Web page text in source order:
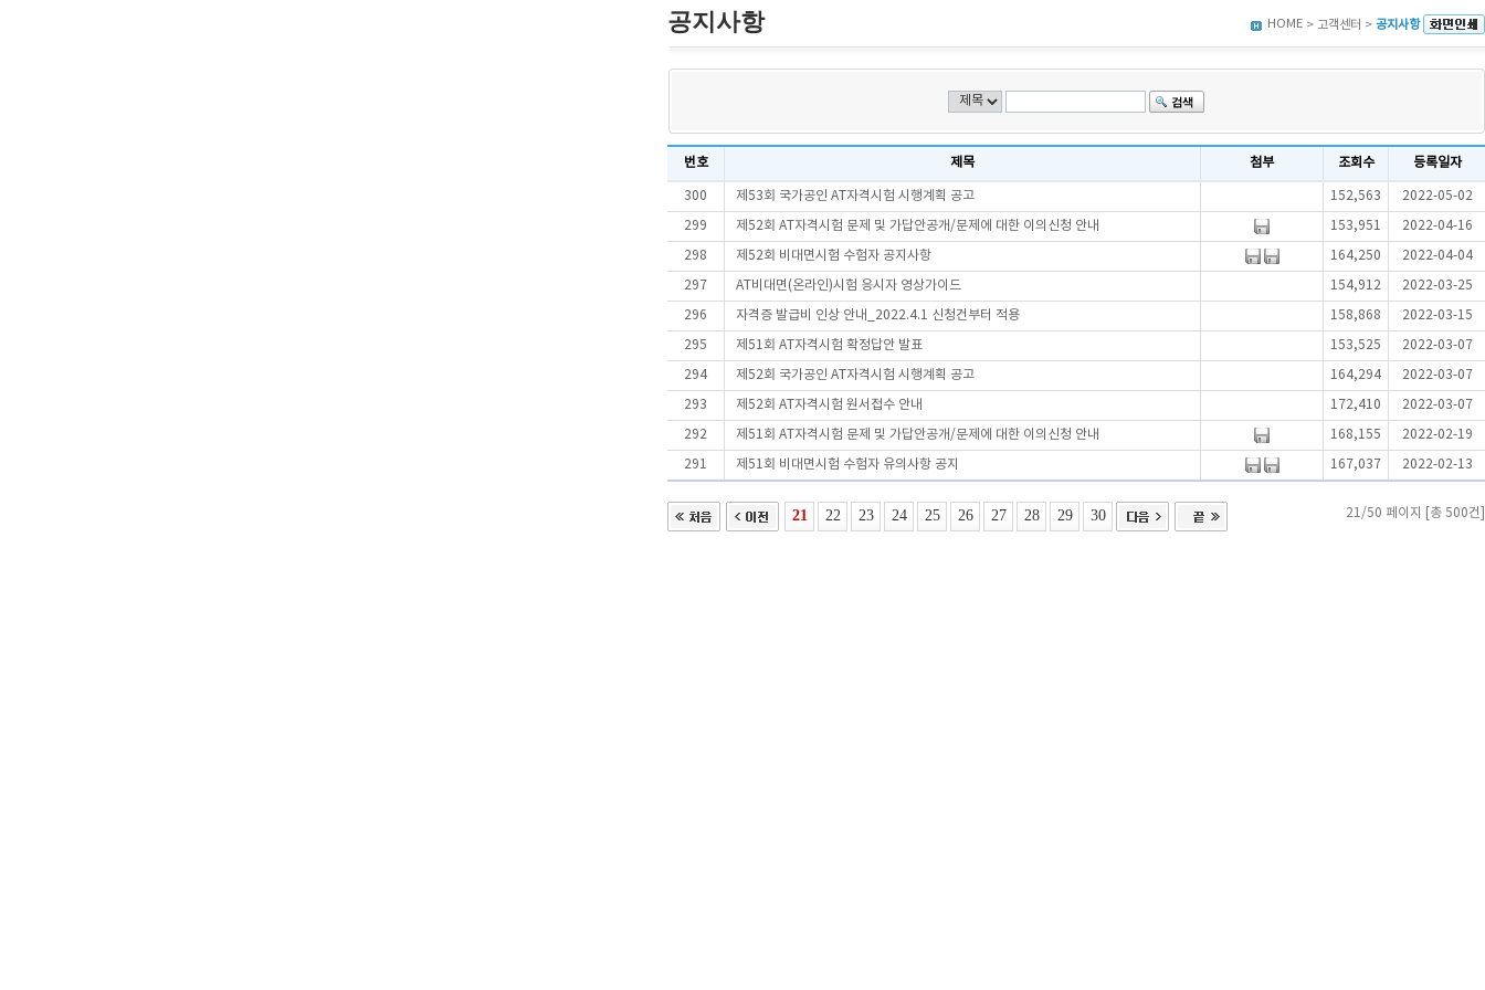
공지사항 HOME > 고객센터 > 공지사항
번호 제목 첨부 조회수 등록일자
300 제53회 국가공인 AT자격시험 시행계획 공고 152,563 2022-05-02
299 제52회 AT자격시험 문제 및 가답안공개/문제에 대한 이의신청 안내 153,951 2022-04-16
298 제52회 비대면시험 수험자 공지사항 164,250 2022-04-04
297 AT비대면(온라인)시험 응시자 영상가이드 154,912 2022-03-25
296 자격증 발급비 인상 안내_2022.4.1 신청건부터 적용 158,868 2022-03-15
295 제51회 AT자격시험 확정답안 발표 153,525 2022-03-07
294 제52회 국가공인 AT자격시험 시행계획 공고 164,294 2022-03-07
293 제52회 AT자격시험 원서접수 안내 172,410 2022-03-07
292 제51회 AT자격시험 문제 및 가답안공개/문제에 대한 이의신청 안내 168,155 2022-02-19
291 제51회 비대면시험 수험자 유의사항 공지 167,037 2022-02-13
21 22 23 24 25 26 27 28 29 30 21/50 페이지 [총 500건]